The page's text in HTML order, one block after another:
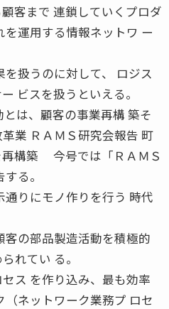
客まで 連鎖していくプロダ
運用する情報ネットワ ー
扱うのに対して、 ロジス
ビスを扱うといえる。
は、顧客の事業再構 築そ
業 ＲＡＭＳ研究会報告 町
再構築 今号では「ＲＡＭＳ
る。
りにモノ作りを行う 時代
の部品製造活動を積極的
れてい る。
ス を作り込み、最も効率
ネットワーク業務プ ロセ